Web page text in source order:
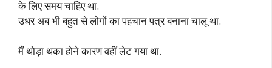
के लिए समय चाहिए था.
उधर अब भी बहुत से लोगों का पहचान पत्र बनाना चालू था.
मैं थोड़ा थका होने कारण वहीं लेट गया था.